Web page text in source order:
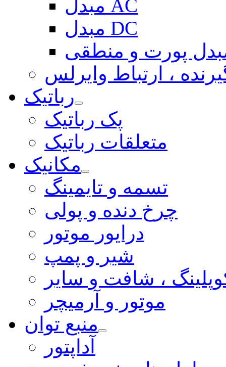
مبدل AC
مبدل DC
پورت و منطقی
، ارتباط وایرلس
رباتیک
پک رباتیک
متعلقات رباتیک
مکانیک
تسمه و تایمینگ
چرخ دنده و پولی
درایور موتور
شیر و پمپ
، شافت و سایر
موتور و آرمیچر
منبع توان
آداپتور